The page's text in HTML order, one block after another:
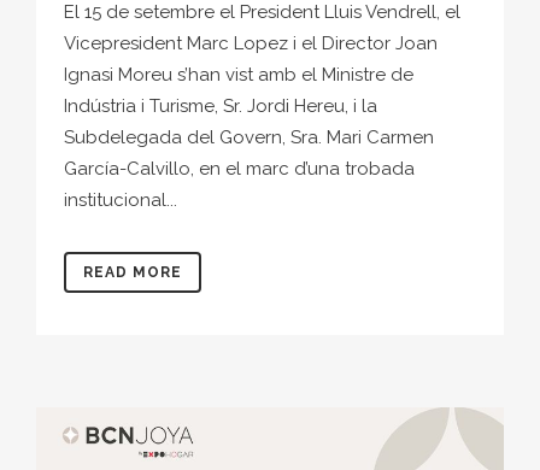
El 15 de setembre el President Lluis Vendrell, el
Vicepresident Marc Lopez i el Director Joan
Ignasi Moreu s’han vist amb el Ministre de
Indústria i Turisme, Sr. Jordi Hereu, i la
Subdelegada del Govern, Sra. Mari Carmen
García-Calvillo, en el marc d’una trobada
institucional...
READ MORE